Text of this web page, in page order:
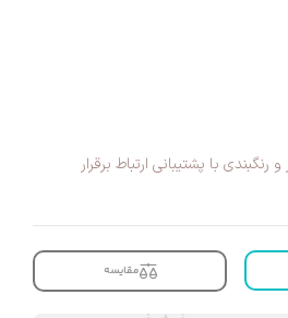
با پشتیبانی ارتباط برقرار
مقایسه